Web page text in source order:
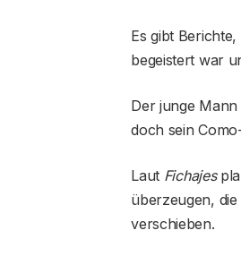
Es gibt
begeistert war
Der junge
doch sein
Laut Fichajes
überzeugen,
verschieben.